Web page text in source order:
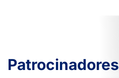
Patrocinadores